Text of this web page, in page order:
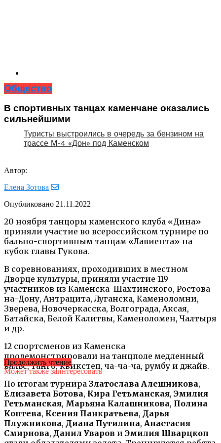
Туристы выстроились в очередь за бензином на
трассе М-4 «Дон» под Каменском
Общество
В спортивных танцах каменчане оказались
сильнейшими
Автор:
Елена Зотова
Опубликовано 21.11.2022
20 ноября танцоры каменского клуба «Дина»
приняли участие во всероссийском турнире по
бально-спортивным танцам «Лавиента» на
кубок главы Гукова.
В соревнованиях, проходивших в местном
Дворце культуры, приняли участие 119
участников из Каменска-Шахтинского, Ростова-
на-Дону, Антрацита, Луганска, Каменоломни,
Зверева, Новочеркасска, Волгограда, Аксая,
Батайска, Белой Калитвы, Каменоломен, Чалтыря
и др.
12 спортсменов из Каменска
продемонстрировали на танцполе медленный
вальс, танго, квикстеп, ча-ча-ча, румбу и джайв.
По итогам турнира Златослава Алешникова,
Елизавета Ботова, Кира Гетьманская, Эмилия
Гетьманская, Марьяна Калашникова, Полина
Коптева, Ксения Панкратьева, Дарья
Плужникова, Диана Путилина, Анастасия
Смирнова, Данил Уваров и Эмилия Шварцкоп
Продолжить чтение
Может также заинтересовать